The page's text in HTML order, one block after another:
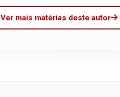
Ver mais matérias deste autor